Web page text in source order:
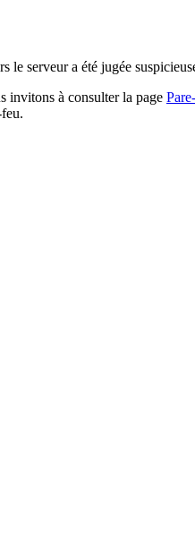
le serveur a été jugée
invitons à consulter la page